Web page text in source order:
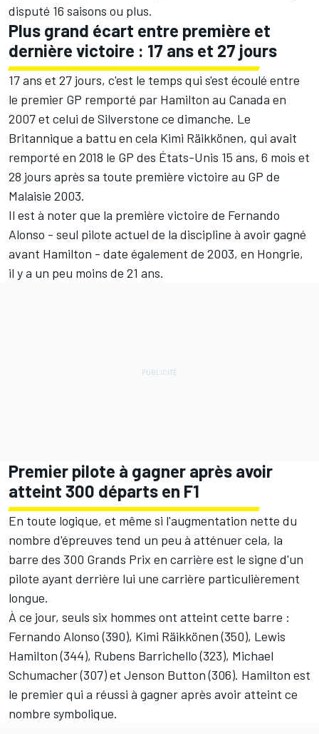
disputé 16 saisons ou plus.
Plus grand écart entre première et
dernière victoire : 17 ans et 27 jours
17 ans et 27 jours, c'est le temps qui s'est écoulé entre
le premier GP remporté par Hamilton au Canada en
2007 et celui de Silverstone ce dimanche. Le
Britannique a battu en cela Kimi Räikkönen, qui avait
remporté en 2018 le GP des États-Unis 15 ans, 6 mois et
28 jours après sa toute première victoire au GP de
Malaisie 2003.
Il est à noter que la première victoire de Fernando
Alonso - seul pilote actuel de la discipline à avoir gagné
avant Hamilton - date également de 2003, en Hongrie,
il y a un peu moins de 21 ans.
Premier pilote à gagner après avoir
atteint 300 départs en F1
En toute logique, et même si l'augmentation nette du
nombre d'épreuves tend un peu à atténuer cela, la
barre des 300 Grands Prix en carrière est le signe d'un
pilote ayant derrière lui une carrière particulièrement
longue.
À ce jour, seuls six hommes ont atteint cette barre :
Fernando Alonso (390), Kimi Räikkönen (350), Lewis
Hamilton (344), Rubens Barrichello(323), Michael
Schumacher (307) et Jenson Button(306). Hamilton est
le premier qui a réussi à gagner après avoir atteint ce
nombre symbolique.